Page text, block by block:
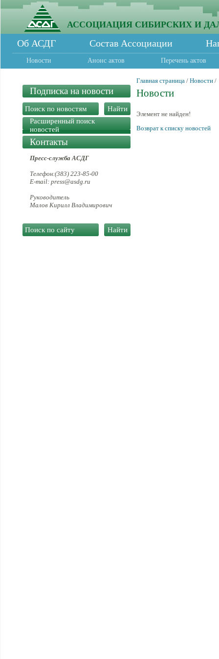
АССОЦИАЦИЯ СИБИРСКИХ И
Об АСДГ Состав Ассоциации
Новости Анонс актов Перечень актов
Подписка на новости
Расширенный поиск
новостей
Контакты
Пресс-служба АСДГ
Телефон:(383) 223-85-00
E-mail: press@asdg.ru
Руководитель
Малов Кирилл Владимирович
Главная страница / Новости /
Новости
Элемент не найден!
Возврат к списку новостей